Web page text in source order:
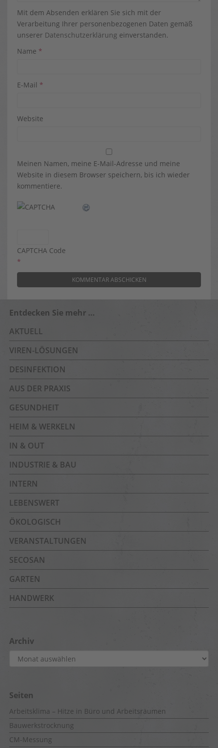
Mit dem Absenden erklären Sie sich mit der
Verarbeitung Ihrer personenbezogenen Daten gemäß
unserer Datenschutzerklärung einverstanden.
Name *
E-Mail *
Website
Meinen Namen, meine E-Mail-Adresse und meine
Website in diesem Browser speichern, bis ich wieder
kommentiere.
CAPTCHA Code
*
Entdecken Sie mehr …
AKTUELL
VIREN-LÖSUNGEN
DESINFEKTION
AUS DER PRAXIS
GESUNDHEIT
HEIM & WERKELN
IN & OUT
INDUSTRIE & BAU
INTERN
LEBENSWERT
ÖKOLOGISCH
VERANSTALTUNGEN
SECOSAN
GARTEN
HANDWERK
Archiv
Archiv
Seiten
Arbeitsklima – Hitze in Büro und Arbeitsräumen
Bauwerkstrocknung
CM-Messung